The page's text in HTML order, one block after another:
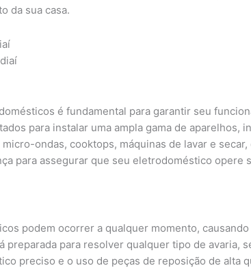
da sua casa.
é fundamental para garantir seu
para instalar uma ampla gama de aparelhos,
ondas, cooktops, máquinas de lavar e
para assegurar que seu eletrodoméstico opere
podem ocorrer a qualquer momento,
preparada para resolver qualquer tipo de avaria,
preciso e o uso de peças de reposição de alta